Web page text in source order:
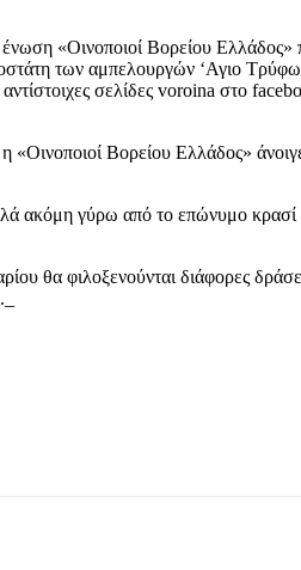
«Οινοποιοί Βορείου Ελλάδος»
των αμπελουργών ‘Αγιο
σελίδες voroina στο
Βορείου Ελλάδος»
ακόμη γύρω από το επώνυμο κρασί
θα φιλοξενούνται διάφορες